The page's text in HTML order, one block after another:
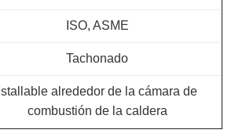
ISO, ASME
Tachonado
Istallable alrededor de la cámara de
combustión de la caldera